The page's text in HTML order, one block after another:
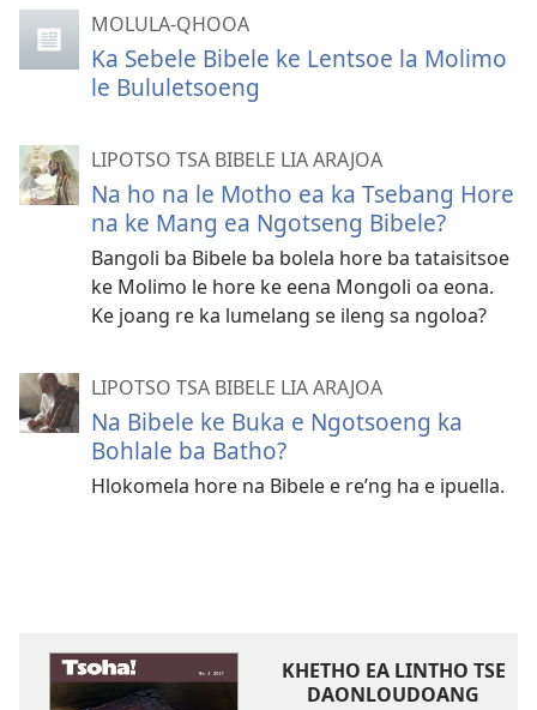
MOLULA-QHOOA
Ka Sebele Bibele ke Lentsoe la Molimo
le Bululetsoeng
LIPOTSO TSA BIBELE LIA ARAJOA
Na ho na le Motho ea ka Tsebang Hore
na ke Mang ea Ngotseng Bibele?
Bangoli ba Bibele ba bolela hore ba tataisitsoe
ke Molimo le hore ke eena Mongoli oa eona.
Ke joang re ka lumelang se ileng sa ngoloa?
LIPOTSO TSA BIBELE LIA ARAJOA
Na Bibele ke Buka e Ngotsoeng ka
Bohlale ba Batho?
Hlokomela hore na Bibele e re’ng ha e ipuella.
KHETHO EA LINTHO TSE
DAONLOUDOANG